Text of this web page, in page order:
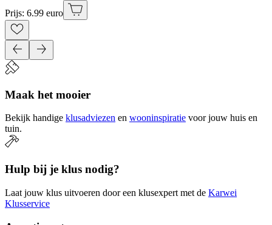
Prijs: 6.99 euro
Maak het mooier
Bekijk handige klusadviezen en wooninspiratie voor jouw huis en
tuin.
Hulp bij je klus nodig?
Laat jouw klus uitvoeren door een klusexpert met de Karwei
Klusservice